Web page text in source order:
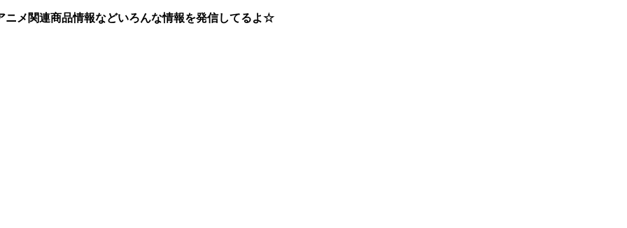
メ関連商品情報などいろんな情報を発信してるよ☆